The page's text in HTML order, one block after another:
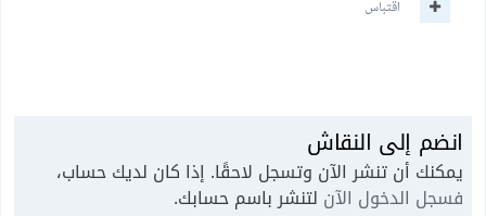
اقتباس
انضم إلى النقاش
يمكنك أن تنشر الآن وتسجل لاحقًا. إذا كان لديك حساب،
فسجل الدخول الآن لتنشر باسم حسابك.